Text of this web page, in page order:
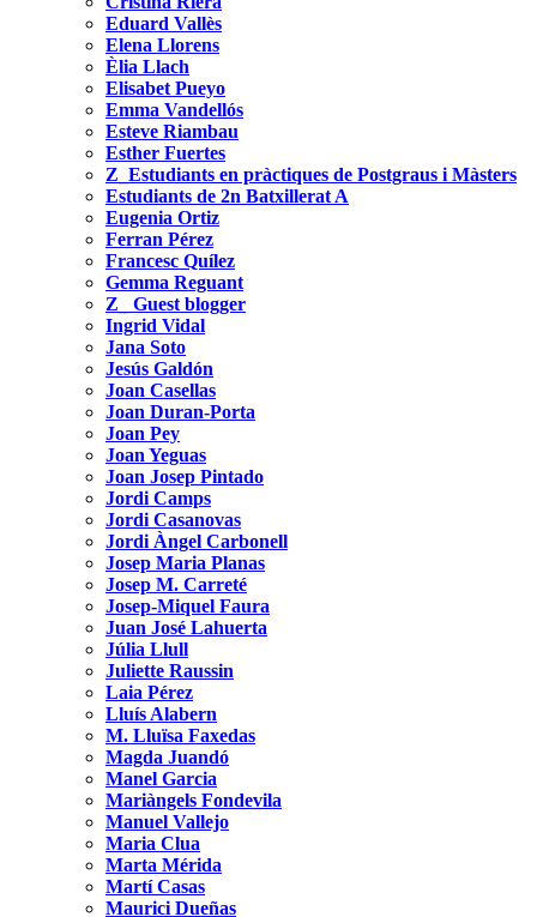
Eduard Vallès
Elena Llorens
Èlia Llach
Elisabet Pueyo
Emma Vandellós
Esteve Riambau
Esther Fuertes
Z_Estudiants en pràctiques de Postgraus i Màsters
Estudiants de 2n Batxillerat A
Eugenia Ortiz
Ferran Pérez
Francesc Quílez
Gemma Reguant
Z_ Guest blogger
Ingrid Vidal
Jana Soto
Jesús Galdón
Joan Casellas
Joan Duran-Porta
Joan Pey
Joan Yeguas
Joan Josep Pintado
Jordi Camps
Jordi Casanovas
Jordi Àngel Carbonell
Josep Maria Planas
Josep M. Carreté
Josep-Miquel Faura
Juan José Lahuerta
Júlia Llull
Juliette Raussin
Laia Pérez
Lluís Alabern
M. Lluïsa Faxedas
Magda Juandó
Manel Garcia
Mariàngels Fondevila
Manuel Vallejo
Maria Clua
Marta Mérida
Martí Casas
Maurici Dueñas